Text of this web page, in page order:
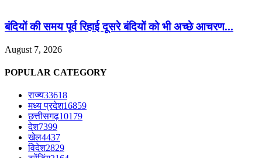
बंदियों की समय पूर्व रिहाई दूसरे बंदियों को भी अच्छे आचरण...
August 7, 2026
POPULAR CATEGORY
राज्य33618
मध्य प्रदेश16859
छत्तीसगढ़10179
देश7399
खेल4437
विदेश2829